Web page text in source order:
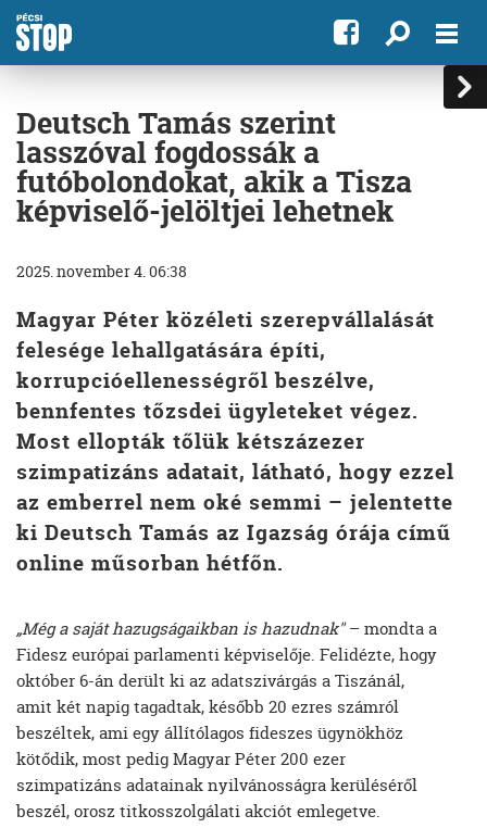
Deutsch Tamás szerint
lasszóval fogdossák a
futóbolondokat, akik a Tisza
képviselő-jelöltjei lehetnek
2025. november 4. 06:38
Magyar Péter közéleti szerepvállalását
felesége lehallgatására építi,
korrupcióellenességről beszélve,
bennfentes tőzsdei ügyleteket végez.
Most ellopták tőlük kétszázezer
szimpatizáns adatait, látható, hogy ezzel
az emberrel nem oké semmi – jelentette
ki Deutsch Tamás az Igazság órája című
online műsorban hétfőn.
„Még a saját hazugságaikban is hazudnak"– mondta a
Fidesz európai parlamenti képviselője. Felidézte, hogy
október 6-án derült ki az adatszivárgás a Tiszánál,
amit két napig tagadtak, később 20 ezres számról
beszéltek, ami egy állítólagos fideszes ügynökhöz
kötődik, most pedig Magyar Péter 200 ezer
szimpatizáns adatainak nyilvánosságra kerüléséről
beszél, orosz titkosszolgálati akciót emlegetve.